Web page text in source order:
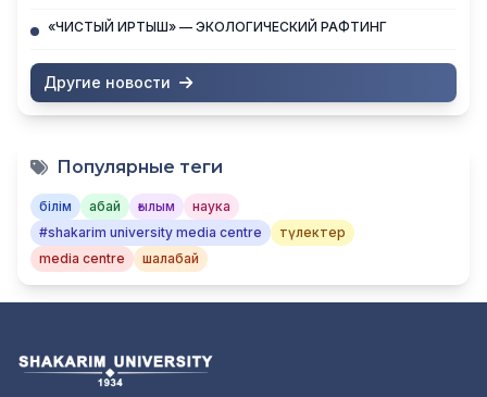
«ЧИСТЫЙ ИРТЫШ» — ЭКОЛОГИЧЕСКИЙ РАФТИНГ
Другие новости
Популярные теги
білім абай ғылым
наука
#shakarim university media centre
түлектер
media centre
шалабай